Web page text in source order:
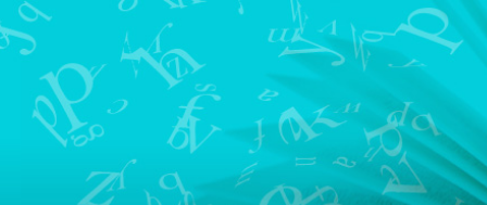
Aller
menu
Aller
contenu
Aller
la
recherche